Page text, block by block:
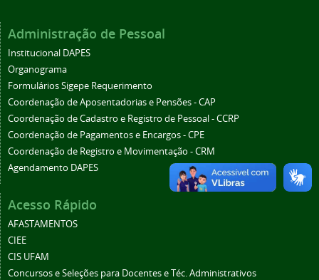
Administração de Pessoal
Institucional DAPES
Organograma
Formulários Sigepe Requerimento
Coordenação de Aposentadorias e Pensões - CAP
Coordenação de Cadastro e Registro de Pessoal - CCRP
Coordenação de Pagamentos e Encargos - CPE
Coordenação de Registro e Movimentação - CRM
Agendamento DAPES
Acesso Rápido
AFASTAMENTOS
CIEE
CIS UFAM
Concursos e Seleções para Docentes e Téc. Administrativos